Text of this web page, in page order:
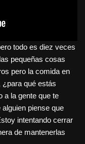
todo es diez veces
pequeñas cosas
pero la comida en
¿para qué estás
a la gente que te
piense que
intentando cerrar
de mantenerlas